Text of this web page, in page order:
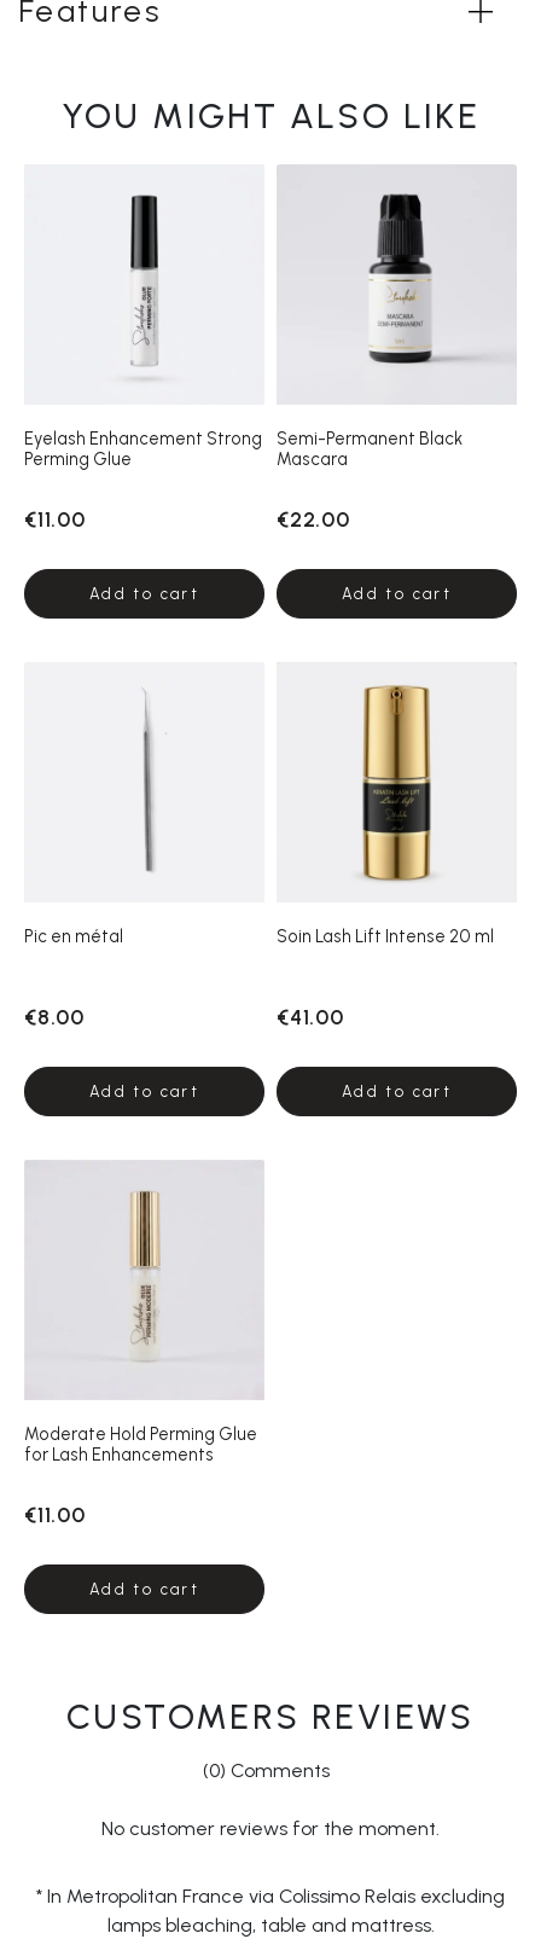
Features
YOU MIGHT ALSO LIKE
Eyelash Enhancement Strong
Perming Glue
€11.00
Add to cart
Semi-Permanent Black
Mascara
€22.00
Add to cart
Pic en métal
€8.00
Add to cart
Soin Lash Lift Intense 20 ml
€41.00
Add to cart
Moderate Hold Perming Glue
for Lash Enhancements
€11.00
Add to cart
CUSTOMERS REVIEWS
(0) Comments
No customer reviews for the moment.
* In Metropolitan France via Colissimo Relais excluding
lamps bleaching, table and mattress.